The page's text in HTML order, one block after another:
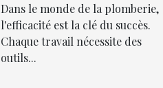
Dans le monde de la plomberie,
l'efficacité est la clé du succès.
Chaque travail nécessite des
outils...